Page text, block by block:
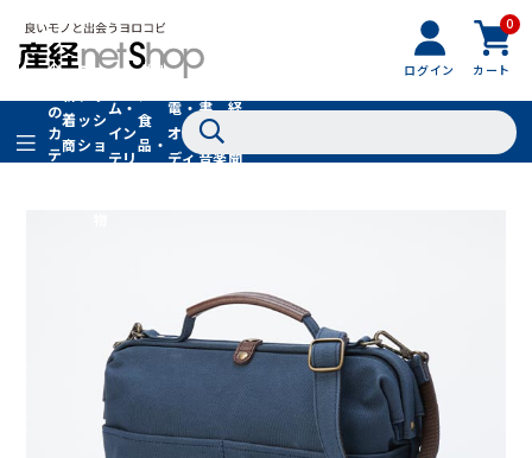
ログイン
0
カート
全
の
カ
テ
着
商
品
フ
ッ
シ
ョ
フ
ァ
シ
ョ
ン
ム・
イン
テリ
グル
食
品・
ドリ
家
電・
オー
ディ
書
籍・
音楽
経
聞